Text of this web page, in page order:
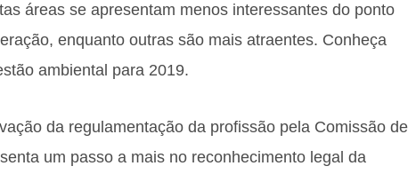
áreas se apresentam menos interessantes do ponto
enquanto outras são mais atraentes. Conheça
ambiental para 2019.
da regulamentação da profissão pela Comissão de
um passo a mais no reconhecimento legal da